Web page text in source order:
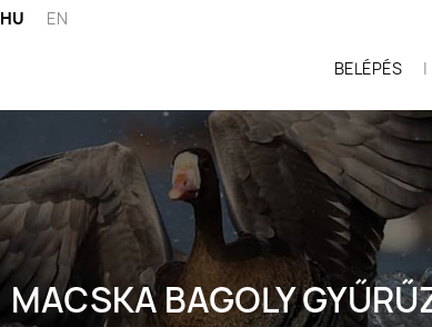
HU EN
BELÉPÉS |
MACSKA BAGOLY